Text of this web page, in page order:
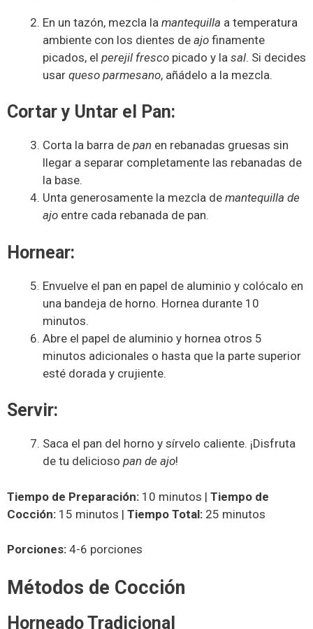
En un tazón, mezcla la mantequilla a temperatura
ambiente con los dientes de ajo finamente
picados, el perejil fresco picado y la sal. Si decides
usar queso parmesano, añádelo a la mezcla.
Cortar y Untar el Pan:
Corta la barra de pan en rebanadas gruesas sin
llegar a separar completamente las rebanadas de
la base.
Unta generosamente la mezcla de mantequilla de
ajo entre cada rebanada de pan.
Hornear:
Envuelve el pan en papel de aluminio y colócalo en
una bandeja de horno. Hornea durante 10
minutos.
Abre el papel de aluminio y hornea otros 5
minutos adicionales o hasta que la parte superior
esté dorada y crujiente.
Servir:
Saca el pan del horno y sírvelo caliente. ¡Disfruta
de tu delicioso pan de ajo!
Tiempo de Preparación: 10 minutos | Tiempo de
Cocción: 15 minutos | Tiempo Total: 25 minutos
Porciones: 4-6 porciones
Métodos de Cocción
Horneado Tradicional